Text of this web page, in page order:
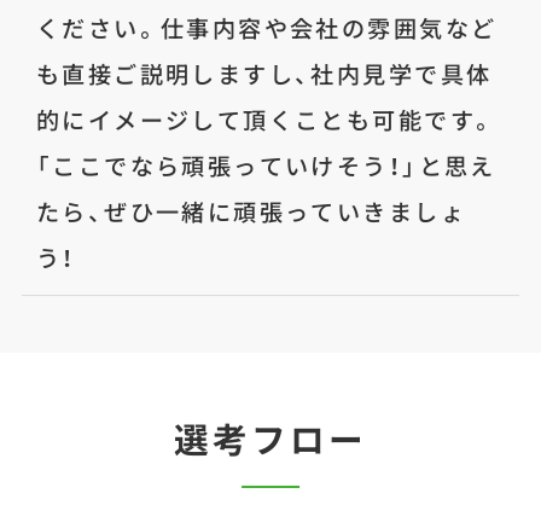
ください。仕事内容や会社の雰囲気など
も直接ご説明しますし、社内見学で具体
的にイメージして頂くことも可能です。
「ここでなら頑張っていけそう！」と思え
たら、ぜひ一緒に頑張っていきましょ
う！
選考フロー